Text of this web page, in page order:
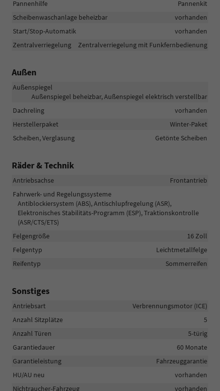
Pannenhilfe
Pannenkit
Scheibenwaschanlage beheizbar
vorhanden
Start/Stop-Automatik
vorhanden
Zentralverriegelung
Zentralverriegelung mit Funkfernbedienung
Außen
Außenspiegel
Außenspiegel beheizbar, Außenspiegel elektrisch verstellbar
Dachreling
vorhanden
Herstellerpaket
Winter-Paket
Scheiben, Verglasung
Getönte Scheiben
Räder & Technik
Antriebsachse
Frontantrieb
Fahrwerk- und Regelungssysteme
Antiblockiersystem (ABS), Antischlupfregelung (ASR),
Elektronisches Stabilitäts-Programm (ESP), Traktionskontrolle
(ASR/CTS/ETS)
Felgengröße
16 Zoll
Felgentyp
Leichtmetallfelge
Reifentyp
Sommerreifen
Sonstiges
Antriebsart
Verbrennungsmotor (ICE)
Anzahl Sitzplätze
5
Anzahl Türen
5-türig
Garantiedauer
60 Monate
Garantieleistung
Fahrzeuggarantie
HU/AU neu
vorhanden
Nichtraucher-Fahrzeug
vorhanden